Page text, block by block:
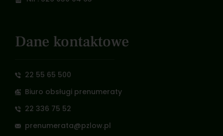
Dane kontaktowe
22 55 65 500
Biuro obsługi prenumeraty
22 336 75 52
prenumerata@pzlow.pl